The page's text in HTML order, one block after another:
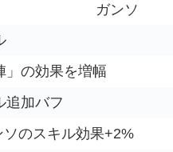
ガンソ
」の効果を増幅
追加バフ
ソのスキル効果+2%